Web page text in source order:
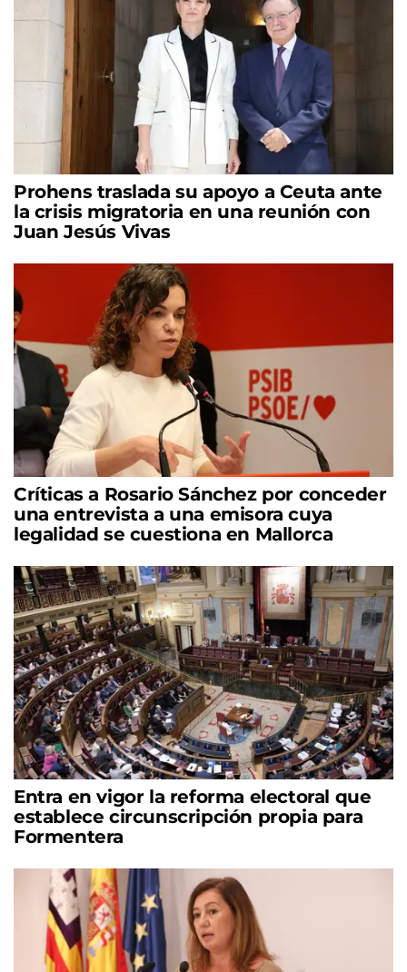
Prohens traslada su apoyo a Ceuta ante
la crisis migratoria en una reunión con
Juan Jesús Vivas
Críticas a Rosario Sánchez por conceder
una entrevista a una emisora cuya
legalidad se cuestiona en Mallorca
Entra en vigor la reforma electoral que
establece circunscripción propia para
Formentera